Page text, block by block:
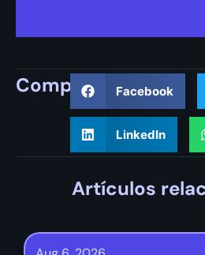
Compartir Facebook
LinkedIn
Artículos